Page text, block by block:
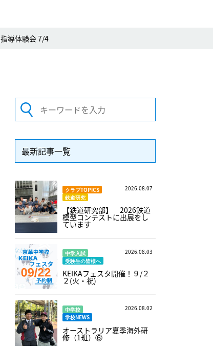
導体験会 7/4
最新記事一覧
クラブTOPICS
鉄道研究
2026.08.07
【鉄道研究部】 2026鉄道
模型コンテストに出展をし
ています
中学入試
受験生の皆様へ
2026.08.03
KEIKAフェスタ開催！９/２
２(火・祝)
中学校
学校NEWS
2026.08.02
オーストラリア夏季海外研
修（1班）⑥